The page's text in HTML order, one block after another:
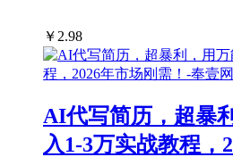
￥ 2.98
AI代写简历，超暴
入1-3万实战教程，